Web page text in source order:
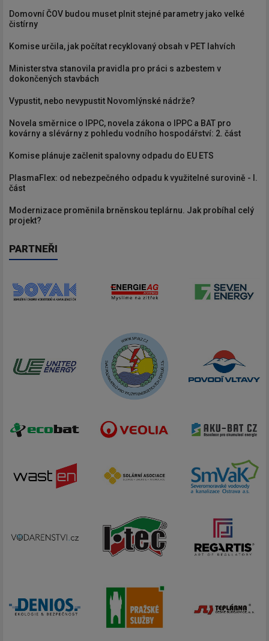
Domovní ČOV budou muset plnit stejné parametry jako velké
čistírny
Komise určila, jak počítat recyklovaný obsah v PET lahvích
Ministerstva stanovila pravidla pro práci s azbestem v
dokončených stavbách
Vypustit, nebo nevypustit Novomlýnské nádrže?
Novela směrnice o IPPC, novela zákona o IPPC a BAT pro
kovárny a slévárny z pohledu vodního hospodářství: 2. část
Komise plánuje začlenit spalovny odpadu do EU ETS
PlasmaFlex: od nebezpečného odpadu k využitelné surovině - I.
část
Modernizace proměnila brněnskou teplárnu. Jak probíhal celý
projekt?
PARTNEŘI